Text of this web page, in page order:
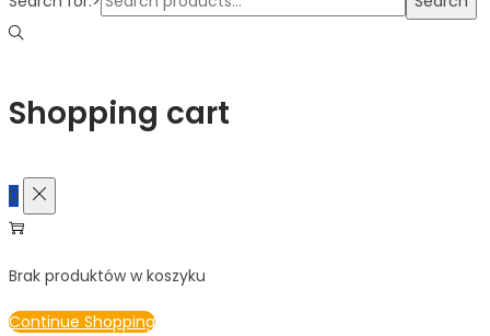
Shopping cart
0
Brak produktów w koszyku
Continue Shopping